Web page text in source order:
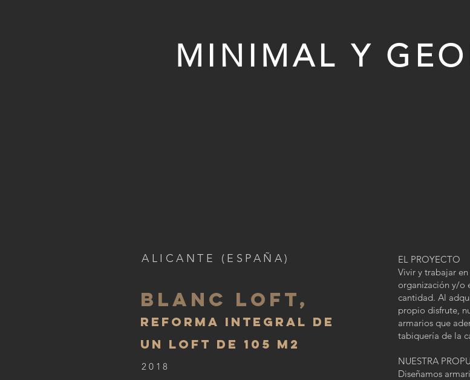
MINIMAL Y
ALICANTE (ESPAÑA)
BLANC loft,
REFORMA INTEGRAL DE
UN LOFT DE 105 M2
2018
EL PROYECTO
Vivir y trabajar
organización y/o
cantidad. Al
propio disfrute,
armarios que
tabiquería de la
NUESTRA
Diseñamos